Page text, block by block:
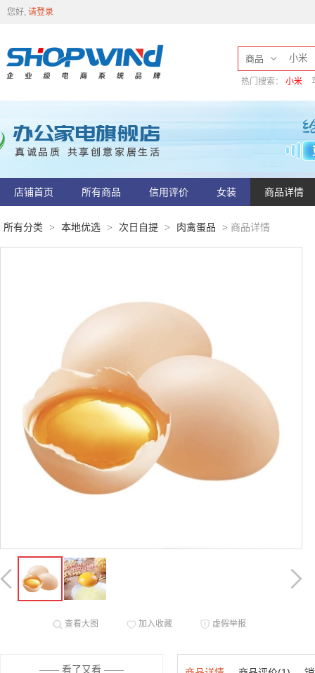
您好, 请登录
商品
热门搜索： 小米
店铺首页 所有商品 信用评价 女装 商品详情
所有分类 > 本地优选 > 次日自提 > 肉禽蛋品 > 商品详情
查看大图 加入收藏 虚假举报
—— 看了又看 ——